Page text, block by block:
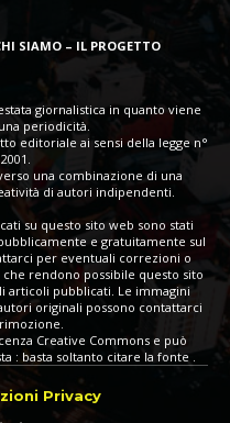
SIAMO – IL PROGETTO
giornalistica in quanto viene
periodicità.
editoriale ai sensi della legge n°
una combinazione di una
di autori indipendenti.
su questo sito web sono stati
e gratuitamente sul
per eventuali correzioni o
rendono possibile questo sito
articoli pubblicati. Le immagini
originali possono contattarci
Creative Commons e può
: basta soltanto citare la fonte .
Privacy